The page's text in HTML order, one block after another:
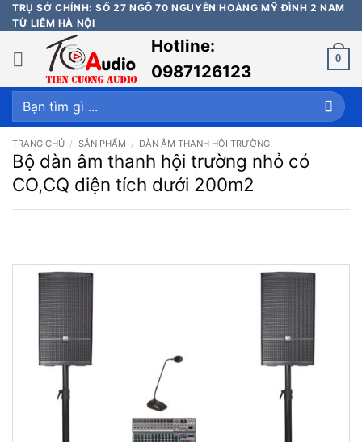
Bỏ
qua
nội
dung
TRỤ SỞ CHÍNH: SỐ 27 NGÕ 70 NGUYỄN HOÀNG MỸ ĐÌNH 2 NAM
TỪ LIÊM HÀ NỘI
Hotline:
0987126123
0
Tìm
kiếm:
TRANG CHỦ / SẢN PHẨM / DÀN ÂM THANH HỘI TRƯỜNG
Bộ dàn âm thanh hội trường nhỏ có
CO,CQ diện tích dưới 200m2